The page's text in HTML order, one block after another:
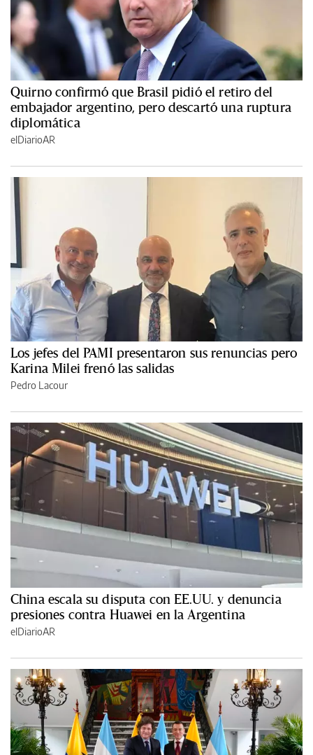
Quirno confirmó que Brasil pidió el retiro del
embajador argentino, pero descartó una ruptura
diplomática
elDiarioAR
Los jefes del PAMI presentaron sus renuncias pero
Karina Milei frenó las salidas
Pedro Lacour
China escala su disputa con EE.UU. y denuncia
presiones contra Huawei en la Argentina
elDiarioAR